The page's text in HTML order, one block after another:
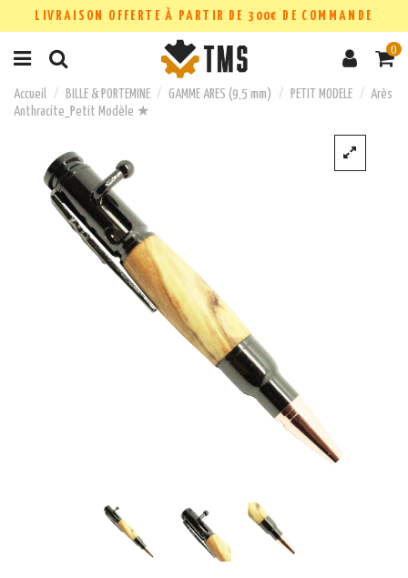
LIVRAISON OFFERTE À PARTIR DE 300€ DE COMMANDE
0
Accueil BILLE & PORTEMINE GAMME ARES (9,5 mm) PETIT MODELE
Arès
Anthracite_Petit Modèle ★